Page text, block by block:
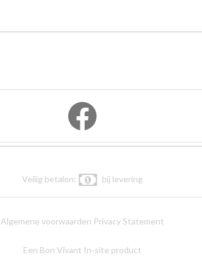
Veilig betalen: bij levering
Algemene voorwaarden Privacy Statement
Een Bon Vivant In-site product